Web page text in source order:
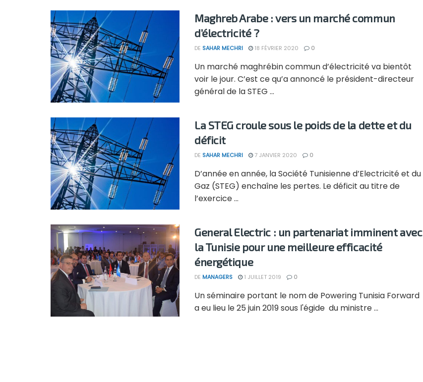
Maghreb Arabe : vers un marché commun
d’électricité ?
DE SAHAR MECHRI 18 FÉVRIER 2020 0
Un marché maghrébin commun d’électricité va bientôt
voir le jour. C’est ce qu’a annoncé le président-directeur
général de la STEG ...
La STEG croule sous le poids de la dette et du
déficit
DE SAHAR MECHRI 7 JANVIER 2020 0
D’année en année, la Société Tunisienne d’Electricité et du
Gaz (STEG) enchaîne les pertes. Le déficit au titre de
l’exercice ...
General Electric : un partenariat imminent avec
la Tunisie pour une meilleure efficacité
énergétique
DE MANAGERS 1 JUILLET 2019 0
Un séminaire portant le nom de Powering Tunisia Forward
a eu lieu le 25 juin 2019 sous l'égide du ministre ...